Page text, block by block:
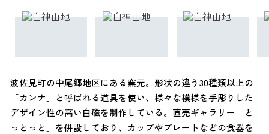
波佐見町の中尾郷地区にある窯元。形状の違う30種類以上の
「カンナ」と呼ばれる道具を使い、様々な模様を手彫りした
デザイン性の高い白磁を制作している。直売ギャラリー「と
っとっと」を併設しており、カップやプレートなどの食器を